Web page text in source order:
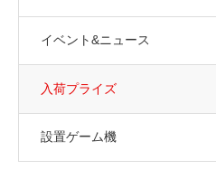
イベント&ニュース
入荷プライズ
設置ゲーム機